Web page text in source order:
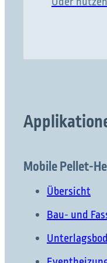
Mobile Pellet-
Übersicht
Bau- und